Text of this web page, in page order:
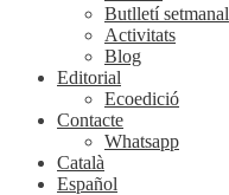
Butlletí setmanal
Activitats
Blog
Editorial
Ecoedició
Contacte
Whatsapp
Català
Español